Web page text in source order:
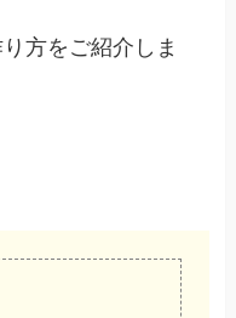
方をご紹介しま